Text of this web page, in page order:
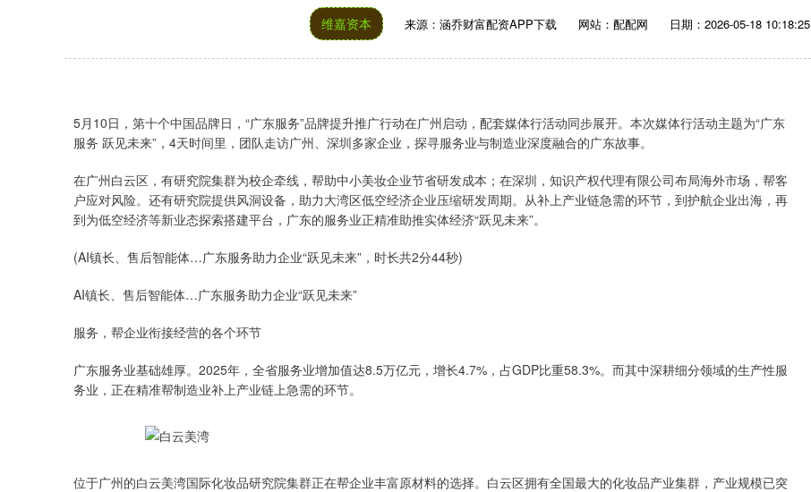
维嘉资本 来源：涵乔财富配资APP下载 网站：配配网 日期：2026-05-18 10:18:25
5月10日，第十个中国品牌日，“广东服务”品牌提升推广行动在广州启动，配套媒体行活动同步展开。本次媒体行活动主题为“广东
服务 跃见未来”，4天时间里，团队走访广州、深圳多家企业，探寻服务业与制造业深度融合的广东故事。
在广州白云区，有研究院集群为校企牵线，帮助中小美妆企业节省研发成本；在深圳，知识产权代理有限公司布局海外市场，帮客
户应对风险。还有研究院提供风洞设备，助力大湾区低空经济企业压缩研发周期。从补上产业链急需的环节，到护航企业出海，再
到为低空经济等新业态探索搭建平台，广东的服务业正精准助推实体经济“跃见未来”。
(AI镇长、售后智能体…广东服务助力企业“跃见未来”，时长共2分44秒)
AI镇长、售后智能体…广东服务助力企业“跃见未来”
服务，帮企业衔接经营的各个环节
广东服务业基础雄厚。2025年，全省服务业增加值达8.5万亿元，增长4.7%，占GDP比重58.3%。而其中深耕细分领域的生产性服
务业，正在精准帮制造业补上产业链上急需的环节。
位于广州的白云美湾国际化妆品研究院集群正在帮企业丰富原材料的选择。白云区拥有全国最大的化妆品产业集群，产业规模已突